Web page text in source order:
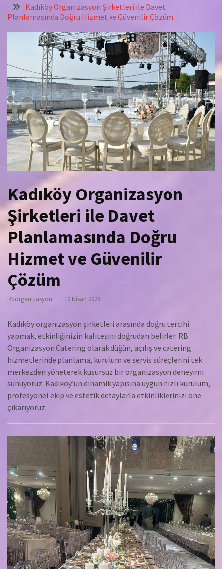
Kadıköy Organizasyon Şirketleri ile Davet
Planlamasında Doğru Hizmet ve Güvenilir Çözüm
Kadıköy Organizasyon
Şirketleri ile Davet
Planlamasında Doğru
Hizmet ve Güvenilir
Çözüm
Rborganizasyon 10 Nisan 2026
Kadıköy organizasyon şirketleri arasında doğru tercihi
yapmak, etkinliğinizin kalitesini doğrudan belirler. RB
Organizasyon Catering olarak düğün, açılış ve catering
hizmetlerinde planlama, kurulum ve servis süreçlerini tek
merkezden yöneterek kusursuz bir organizasyon deneyimi
sunuyoruz. Kadıköy’ün dinamik yapısına uygun hızlı kurulum,
profesyonel ekip ve estetik detaylarla etkinliklerinizi öne
çıkarıyoruz.